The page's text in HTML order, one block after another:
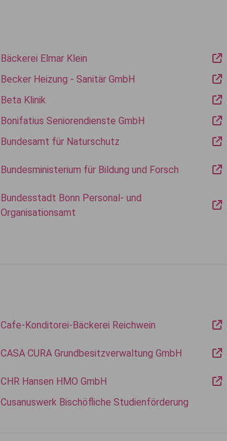
Bäckerei Elmar Klein
Becker Heizung - Sanitär GmbH
Beta Klinik
Bonifatius Seniorendienste GmbH
Bundesamt für Naturschutz
Bundesministerium für Bildung und Forsch
Bundesstadt Bonn Personal- und
Organisationsamt
Cafe-Konditorei-Bäckerei Reichwein
CASA CURA Grundbesitzverwaltung GmbH
CHR Hansen HMO GmbH
Cusanuswerk Bischöfliche Studienförderung